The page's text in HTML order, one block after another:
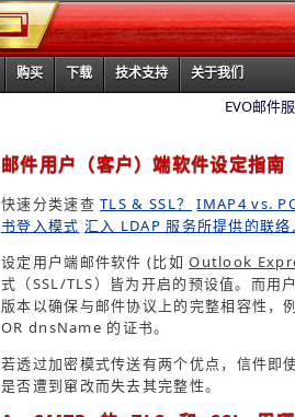
购买 下载 技术支持 关于我们
EVO邮件
邮件用户（客户）端软件设定指南
快速分类速查TLS & SSL？ IMAP4 vs.
书登入模式 汇入 LDAP 服务所提供的联
设定用户端邮件软件 (比如Outlook
式（SSL/TLS）皆为开启的预设值。而
版本以确保与邮件协议上的完整相容性
OR dnsName 的证书。
若透过加密模式传送有两个优点，信件即
是否遭到窜改而失去其完整性。